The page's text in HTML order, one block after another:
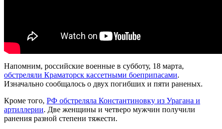
Напомним, российские военные в субботу, 18 марта,
обстреляли Краматорск кассетными боеприпасами.
Изначально сообщалось о двух погибших и пяти раненых.
Кроме того, РФ обстреляла Константиновку из Урагана и
артиллерии. Две женщины и четверо мужчин получили
ранения разной степени тяжести.